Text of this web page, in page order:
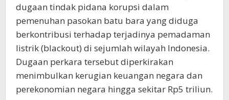
dugaan tindak pidana korupsi dalam
pemenuhan pasokan batu bara yang diduga
berkontribusi terhadap terjadinya pemadaman
listrik (blackout) di sejumlah wilayah Indonesia.
Dugaan perkara tersebut diperkirakan
menimbulkan kerugian keuangan negara dan
perekonomian negara hingga sekitar Rp5 triliun.